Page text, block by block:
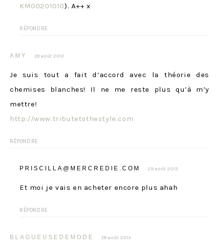
KM00201010). A++ x
RÉPONDRE
AMY 28 août 2013
Je suis tout a fait d’accord avec la théorie des
chemises blanches! Il ne me reste plus qu’à m’y
mettre!
http://www.tributetothestyle.com
RÉPONDRE
PRISCILLA@MERCREDIE.COM 29 août 2013
Et moi je vais en acheter encore plus ahah
RÉPONDRE
BLAGUEUSEDEMODE 28 août 2013